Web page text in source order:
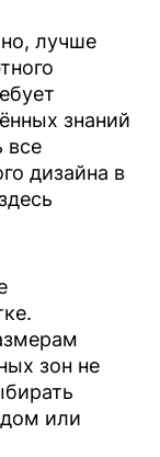
лучше
знаний
все
дизайна в
зон не
или